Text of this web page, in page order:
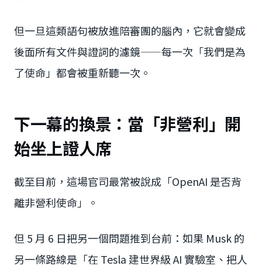
但一旦這類語句被放進陪審團的腦內，它就會變成
後面所有文件與證詞的濾鏡——每一次「我們是為
了使命」都會被重新聽一次。
下一幕的換景：當「非營利」開
始坐上證人席
截至目前，這場官司最常被說成「OpenAI 是否背
離非營利使命」。
但 5 月 6 日把另一個問題推到台前：如果 Musk 的
另一條路線是「在 Tesla 建世界級 AI 實驗室、把人